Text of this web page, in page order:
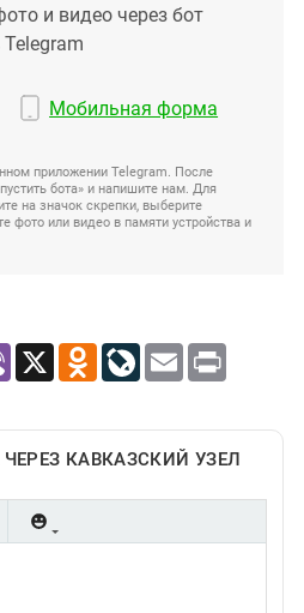
и видео через бот
Мобильная форма
приложении Telegram. После
бота» и напишите нам. Для
на значок скрепки, выберите
фото или видео в памяти устройства и
Viber X Odnoklassniki
LiveJournal
Email Print
КАВКАЗСКИЙ УЗЕЛ